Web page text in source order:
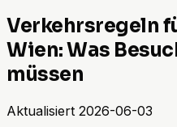
Verkehrsregeln
Wien: Was
müssen
Aktualisiert 2026-06-03